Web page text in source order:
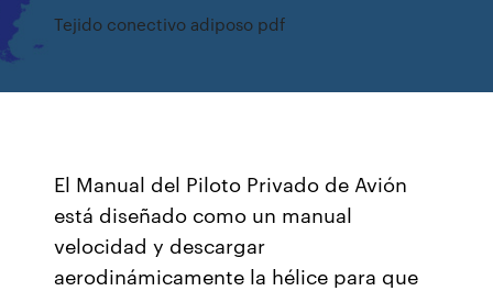
Tejido conectivo adiposo pdf
El Manual del Piloto Privado de Avión
está diseñado como un manual
velocidad y descargar
aerodinámicamente la hélice para que